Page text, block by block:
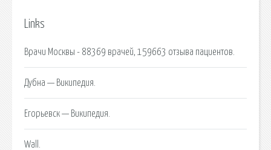
Links
Врачи Москвы - 88369 врачей, 159663 отзыва пациентов.
Дубна — Википедия.
Егорьевск — Википедия.
Wall.